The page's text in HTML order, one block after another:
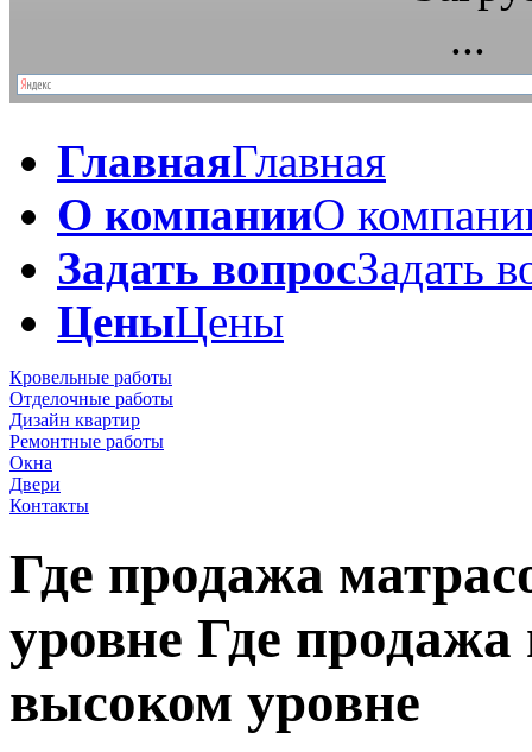
ГлавнаяГлавная
О компанииО
Задать вопросЗадать
ЦеныЦены
Кровельные работы
Отделочные работы
Дизайн квартир
Ремонтные работы
Окна
Двери
Контакты
Где продажа
уровне Где продажа
высоком уровне